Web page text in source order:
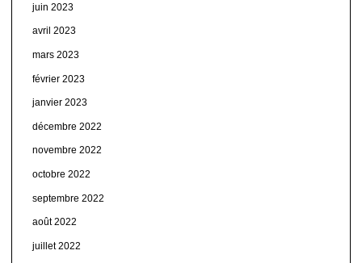
juin 2023
avril 2023
mars 2023
février 2023
janvier 2023
décembre 2022
novembre 2022
octobre 2022
septembre 2022
août 2022
juillet 2022